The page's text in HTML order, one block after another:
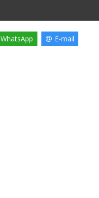
WhatsApp E-mail